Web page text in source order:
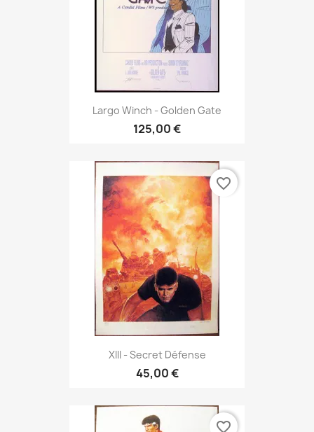
Largo Winch - Golden Gate
125,00 €
XIII - Secret Défense
45,00 €
favorite_border
favorite_border